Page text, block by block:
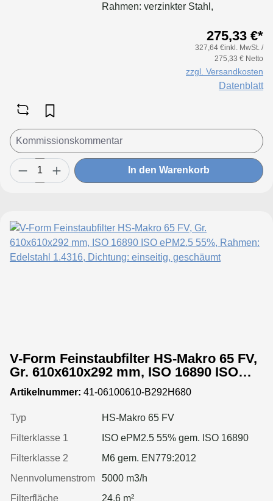
Rahmen: verzinkter Stahl,
275,33 €*
327,64 €inkl. MwSt. /
275,33 € Netto
zzgl. Versandkosten
Datenblatt
In den Warenkorb
V-Form Feinstaubfilter HS-Makro 65 FV,
Gr. 610x610x292 mm, ISO 16890 ISO
ePM2.5 55%, Rahmen: Edelstahl 1.4316,
Dichtung: einseitig, geschäumt
Artikelnummer: 41-06100610-B292H680
Typ
HS-Makro 65 FV
Filterklasse 1
ISO ePM2.5 55% gem. ISO 16890
Filterklasse 2
M6 gem. EN779:2012
Nennvolumenstrom
5000 m3/h
Filterfläche
24.6 m²